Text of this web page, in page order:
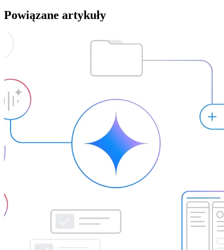
Powiązane artykuły